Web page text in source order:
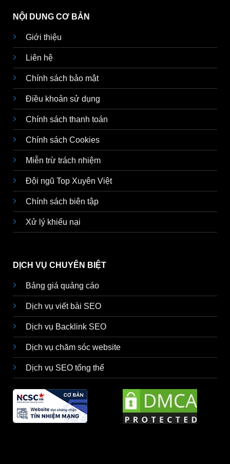
NỘI DUNG CƠ BẢN
Giới thiệu
Liên hệ
Chính sách bảo mật
Điều khoản sử dụng
Chính sách thanh toán
Chính sách Cookies
Miễn trừ trách nhiệm
Đội ngũ Top Xuyên Việt
Chính sách biên tập
Xử lý khiếu nại
DỊCH VỤ CHUYÊN BIỆT
Bảng giá quảng cáo
Dịch vụ viết bài SEO
Dịch vụ Backlink SEO
Dịch vụ chăm sóc website
Dịch vụ SEO tổng thể